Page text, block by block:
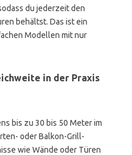
du jederzeit den
behältst. Das ist ein
Modellen mit nur
in der Praxis
bis zu 30 bis 50 Meter im
oder Balkon-Grill-
wie Wände oder Türen